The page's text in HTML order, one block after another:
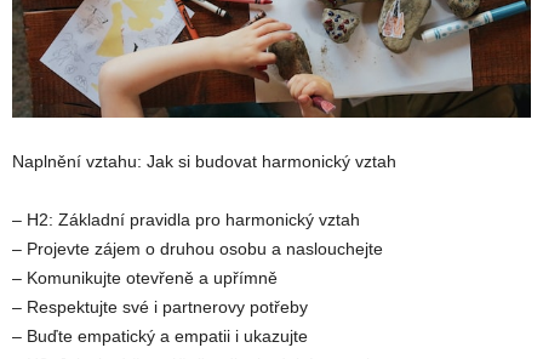
Naplnění vztahu: Jak si budovat harmonický vztah
– H2: Základní pravidla pro harmonický vztah
– Projevte zájem o druhou osobu a naslouchejte
– Komunikujte otevřeně a upřímně
– Respektujte své i partnerovy potřeby
– Buďte empatický a empatii i ukazujte